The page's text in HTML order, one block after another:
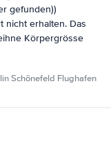
gefunden))
nicht erhalten. Das
Körpergrösse
bekommen.
Schönefeld Flughafen